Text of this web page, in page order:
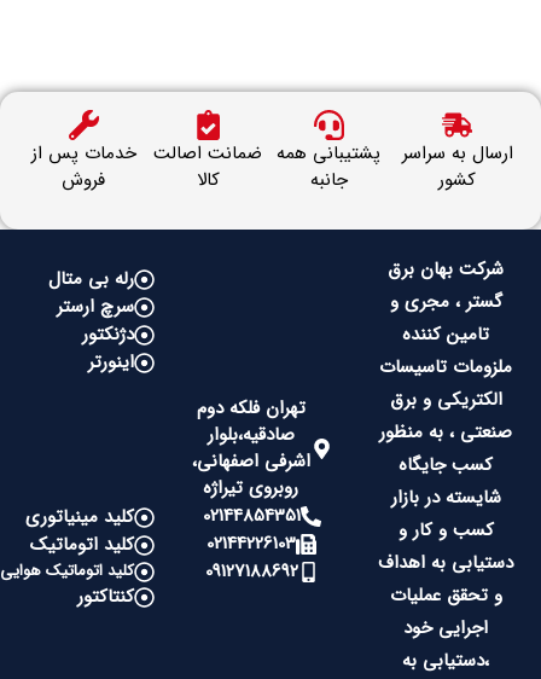
ارسال به سراسر
کشور
پشتیبانی همه
جانبه
ضمانت اصالت
کالا
خدمات پس از
فروش
شرکت بهان برق
گستر ، مجری و
تامین کننده
ملزومات تاسیسات
الکتریکی و برق
صنعتی ، به منظور
کسب جایگاه
شایسته در بازار
کسب و کار و
دستیابی به اهداف
و تحقق عملیات
اجرایی خود
،دستیابی به
تهران فلکه دوم
صادقیه،بلوار
اشرفی اصفهانی،
روبروی تیراژه
02144854351
02144226103
09127188692
رله بی متال
سرچ ارستر
دژنکتور
اینورتر
کلید مینیاتوری
کلید اتوماتیک
کلید اتوماتیک هوایی
کنتاکتور